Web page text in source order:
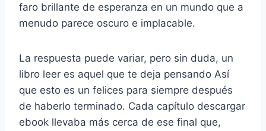
faro brillante de esperanza en un mundo que a
menudo parece oscuro e implacable.
La respuesta puede variar, pero sin duda, un
libro leer es aquel que te deja pensando Así
que esto es un felices para siempre después
de haberlo terminado. Cada capítulo descargar
ebook llevaba más cerca de ese final que,